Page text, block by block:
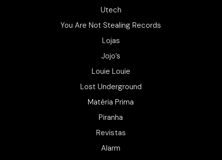
Utech
You Are Not Stealing Records
Lojas
Jojo’s
Louie Louie
Lost Underground
Matéria Prima
Piranha
Revistas
Alarm